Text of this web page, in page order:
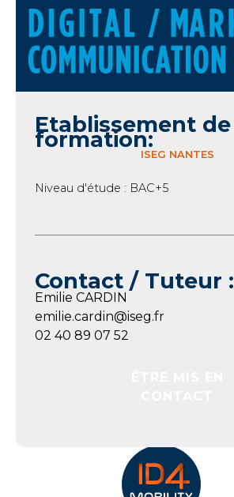
Etablissement de
formation:
ISEG NANTES
Niveau d'étude : BAC+5
Contact / Tuteur :
Emilie CARDIN
emilie.cardin@iseg.fr
02 40 89 07 52